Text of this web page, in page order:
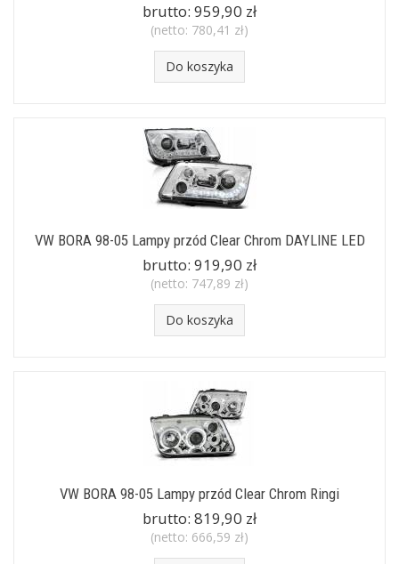
brutto: 959,90 zł
(netto: 780,41 zł)
Do koszyka
VW BORA 98-05 Lampy przód Clear Chrom DAYLINE LED
brutto: 919,90 zł
(netto: 747,89 zł)
Do koszyka
VW BORA 98-05 Lampy przód Clear Chrom Ringi
brutto: 819,90 zł
(netto: 666,59 zł)